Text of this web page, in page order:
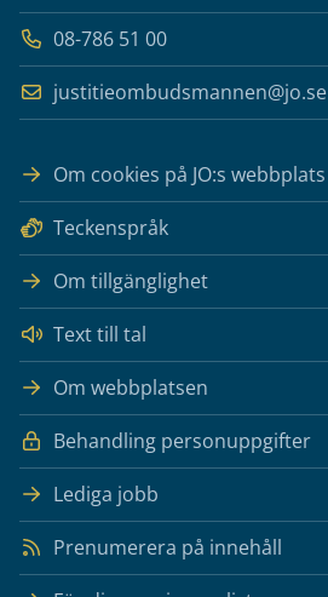
08-786 51 00
justitieombudsmannen@jo.se
Om cookies på JO:s webbplats
Teckenspråk
Om tillgänglighet
Text till tal
Om webbplatsen
Behandling personuppgifter
Lediga jobb
Prenumerera på innehåll